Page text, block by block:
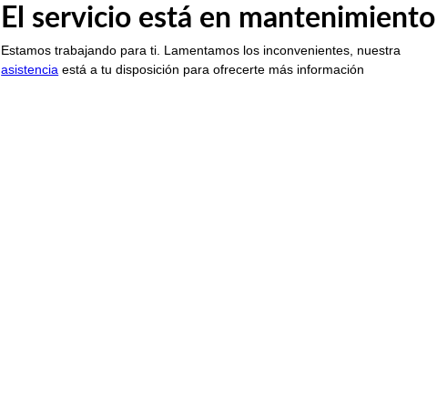
El servicio está en mantenimiento
Estamos trabajando para ti. Lamentamos los inconvenientes, nuestra
asistencia está a tu disposición para ofrecerte más información